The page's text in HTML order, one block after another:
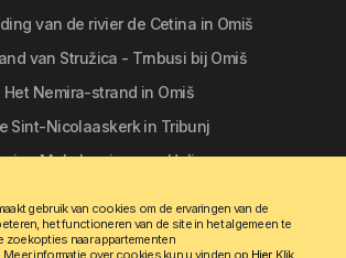
van de rivier de Cetina in Omiš
van Stružica - Trnbusi bij Omiš
Het Nemira-strand in Omiš
Sint-Nicolaaskerk in Tribunj
Mala Lamjana op Ugljan
Volg ons
gebruik van cookies om de ervaringen van de
het functioneren van de site in het algemeen te
zoekopties naar appartementen
Meer informatie over cookies kun u vinden op Hier. Klik